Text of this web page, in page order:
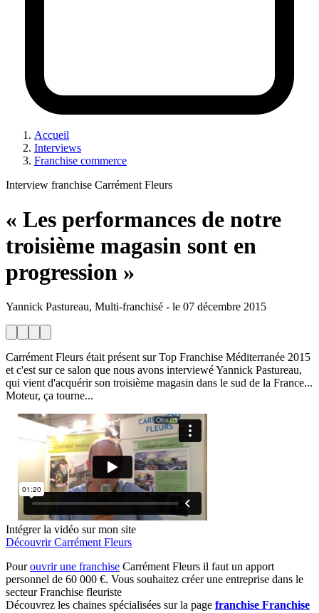
Accueil
Interviews
Franchise commerce
Interview franchise Carrément Fleurs
« Les performances de notre
troisième magasin sont en
progression »
Yannick Pastureau, Multi-franchisé - le 07 décembre 2015
Carrément Fleurs était présent sur Top Franchise Méditerranée 2015
et c'est sur ce salon que nous avons interviewé Yannick Pastureau,
qui vient d'acquérir son troisième magasin dans le sud de la France...
Moteur, ça tourne...
Intégrer la vidéo sur mon site
Découvrir Carrément Fleurs
Pourouvrir une franchise Carrément Fleurs il faut un apport
personnel de 60 000 €. Vous souhaitez créer une entreprise dans le
secteur Franchise fleuriste
Découvrez les chaines spécialisées sur la page franchise Franchise